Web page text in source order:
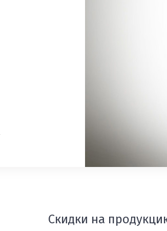
Скидки на